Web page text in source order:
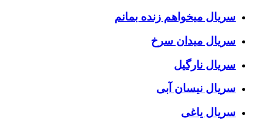
سریال میخواهم زنده بمانم
سریال میدان سرخ
سریال نارگیل
سریال نیسان آبی
سریال یاغی